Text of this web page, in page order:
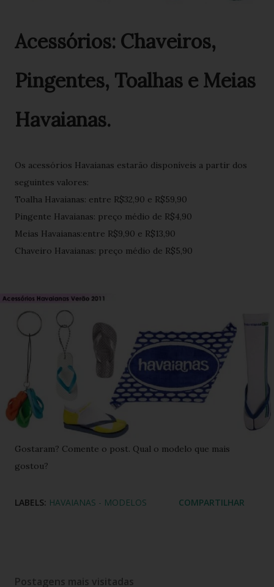
Acessórios: Chaveiros,
Pingentes, Toalhas e Meias
Havaianas.
Os acessórios Havaianas estarão disponíveis a partir dos
seguintes valores:
Toalha Havaianas: entre R$32,90 e R$59,90
Pingente Havaianas: preço médio de R$4,90
Meias Havaianas:entre R$9,90 e R$13,90
Chaveiro Havaianas: preço médio de R$5,90
Gostaram? Comente o post. Qual o modelo que mais
gostou?
LABELS: HAVAIANAS - MODELOS COMPARTILHAR
Postagens mais visitadas